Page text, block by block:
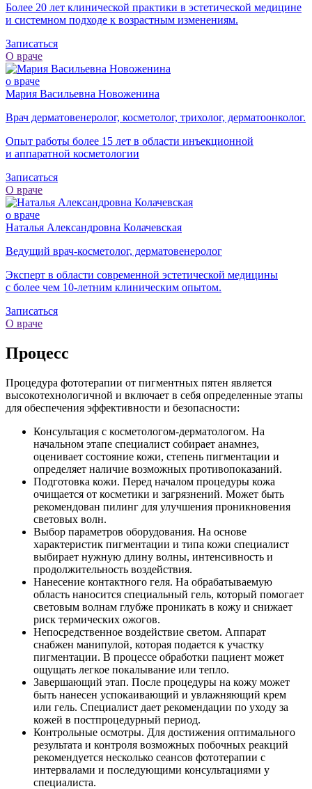
Более 20 лет клинической практики в эстетической медицине
и системном подходе к возрастным изменениям.
Записаться
О враче
о враче
Мария Васильевна Новоженина
Врач дерматовенеролог, косметолог, трихолог, дерматоонколог.
Опыт работы более 15 лет в области инъекционной
и аппаратной косметологии
Записаться
О враче
о враче
Наталья Александровна Колачевская
Ведущий врач-косметолог, дерматовенеролог
Эксперт в области современной эстетической медицины
с более чем 10-летним клиническим опытом.
Записаться
О враче
Процесс
Процедура фототерапии от пигментных пятен является
высокотехнологичной и включает в себя определенные этапы
для обеспечения эффективности и безопасности:
Консультация с косметологом-дерматологом. На
начальном этапе специалист собирает анамнез,
оценивает состояние кожи, степень пигментации и
определяет наличие возможных противопоказаний.
Подготовка кожи. Перед началом процедуры кожа
очищается от косметики и загрязнений. Может быть
рекомендован пилинг для улучшения проникновения
световых волн.
Выбор параметров оборудования. На основе
характеристик пигментации и типа кожи специалист
выбирает нужную длину волны, интенсивность и
продолжительность воздействия.
Нанесение контактного геля. На обрабатываемую
область наносится специальный гель, который помогает
световым волнам глубже проникать в кожу и снижает
риск термических ожогов.
Непосредственное воздействие светом. Аппарат
снабжен манипулой, которая подается к участку
пигментации. В процессе обработки пациент может
ощущать легкое покалывание или тепло.
Завершающий этап. После процедуры на кожу может
быть нанесен успокаивающий и увлажняющий крем
или гель. Специалист дает рекомендации по уходу за
кожей в постпроцедурный период.
Контрольные осмотры. Для достижения оптимального
результата и контроля возможных побочных реакций
рекомендуется несколько сеансов фототерапии с
интервалами и последующими консультациями у
специалиста.